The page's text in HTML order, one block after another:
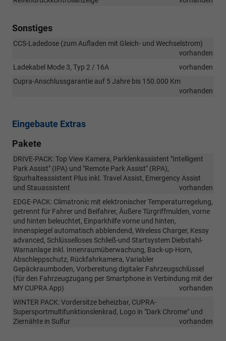
Sonstiges
CCS-Ladedose (zum Aufladen mit Gleich- und Wechselstrom)
vorhanden
Ladekabel Mode 3, Typ 2 / 16A
vorhanden
Cupra-Anschlussgarantie auf 5 Jahre bis 150.000 Km
vorhanden
Eingebaute Extras
Pakete
DRIVE-PACK: Top View Kamera, Parklenkassistent "Intelligent
Park Assist" (IPA) und "Remote Park Assist" (RPA),
Spurhalteassistent Plus inkl. Travel Assist, Emergency Assist
und Stauassistent
vorhanden
EDGE-PACK: Climatronic mit elektronischer Temperaturregelung,
getrennt für Fahrer und Beifahrer, Äußere Türgriffmulden, vorne
und hinten beleuchtet, Einparkhilfe vorne und hinten,
Innenspiegel automatisch abblendend, Wireless Charger, Kessy
advanced, Schlüsselloses Schließ-und Startsystem Diebstahl-
Warnanlage inkl. Innenraumüberwachung, Back-up-Horn,
Abschleppschutz, Rückfahrkamera, Variabler
Gepäckraumboden, Vorbereitung digitaler Fahrzeugschlüssel
(für den Fahrzeugzugang per Smartphone in Verbindung mit der
MY CUPRA App)
vorhanden
WINTER PACK: Vordersitze beheizbar, CUPRA-
Supersportmultifunktionslenkrad, Logo in "Dark Chrome" und
Ziernähte in Sulfur
vorhanden